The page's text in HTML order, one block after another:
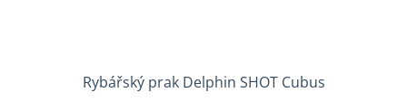
Rybářský prak Delphin SHOT Cubus